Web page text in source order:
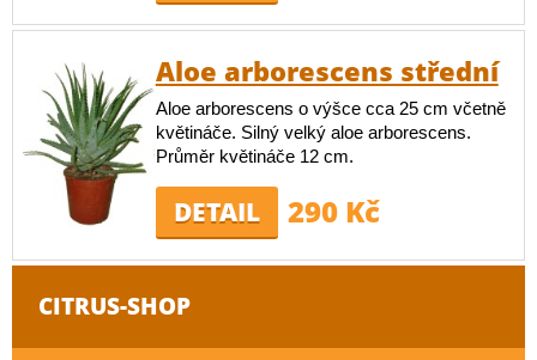
Aloe arborescens střední
Aloe arborescens o výšce cca 25 cm včetně
květináče. Silný velký aloe arborescens.
Průměr květináče 12 cm.
DETAIL 290 Kč
CITRUS-SHOP